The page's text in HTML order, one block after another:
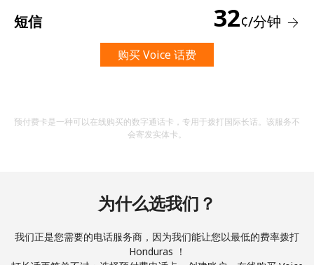
至少 8 个字符
一个大写字母和一个小写字母
加入
短信 32¢/分钟
购买 Voice 话费
预付费卡是一种可以在线购买的数字通话卡，专用于拨打国际长话。该服务不
会寄发实体卡。
为什么选我们？
我们正是您需要的电话服务商，因为我们能让您以最低的费率拨打
Honduras ！